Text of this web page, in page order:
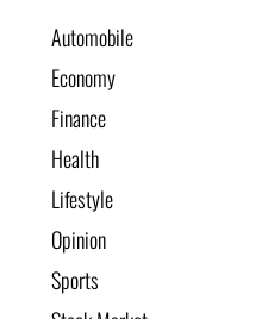
Automobile
Economy
Finance
Health
Lifestyle
Opinion
Sports